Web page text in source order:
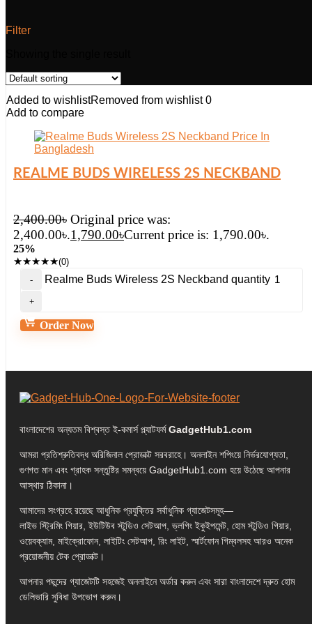
Filter
Added to wishlistRemoved from wishlist 0
Add to compare
REALME BUDS WIRELESS 2S NECKBAND
2,400.00৳ Original price was:
2,400.00৳.1,790.00৳Current price is: 1,790.00৳.
25%
★★★★★(0)
Realme Buds Wireless 2S Neckband quantity
Order Now
বাংলাদেশের অন্যতম বিশ্বস্ত ই-কমার্স প্ল্যাটফর্মGadgetHub1.com
আমরা প্রতিশ্রুতিবদ্ধ অরিজিনাল প্রোডাক্ট সরবরাহে। অনলাইন শপিংয়ে নির্ভরযোগ্যতা,
গুণগত মান এবং গ্রাহক সন্তুষ্টির সমন্বয়ে GadgetHub1.com হয়ে উঠেছে আপনার
আস্থার ঠিকানা।
আমাদের সংগ্রহে রয়েছে আধুনিক প্রযুক্তির সর্বাধুনিক গ্যাজেটসমূহ—
লাইভ স্ট্রিমিং গিয়ার, ইউটিউব স্টুডিও সেটআপ, ভ্লগিং ইকুইপমেন্ট, হোম স্টুডিও গিয়ার,
ওয়েবক্যাম, মাইক্রোফোন, লাইটিং সেটআপ, রিং লাইট, স্মার্টফোন গিম্বলসহ আরও অনেক
প্রয়োজনীয় টেক প্রোডাক্ট।
আপনার পছন্দের গ্যাজেটটি সহজেই অনলাইনে অর্ডার করুন এবং সারা বাংলাদেশে দ্রুত হোম
ডেলিভারি সুবিধা উপভোগ করুন।